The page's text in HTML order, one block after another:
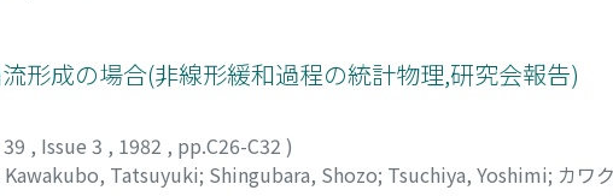
形成の場合(非線形緩和過程の統計物理,研究会報告)
, Issue 3 , 1982 , pp.C26-C32 )
Kawakubo, Tatsuyuki; Shingubara, Shozo; Tsuchiya, Yoshimi; カワ